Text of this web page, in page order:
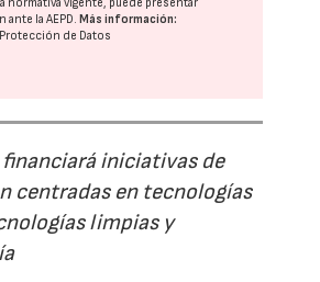
normativa vigente, puede presentar
ante laAEPD. Más información:
de Datos
iniciativas de
centradas en tecnologías
limpias y